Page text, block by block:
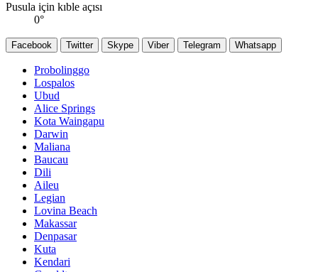
Pusula için kıble açısı
0°
Facebook Twitter Skype Viber Telegram Whatsapp
Probolinggo
Lospalos
Ubud
Alice Springs
Kota Waingapu
Darwin
Maliana
Baucau
Dili
Aileu
Legian
Lovina Beach
Makassar
Denpasar
Kuta
Kendari